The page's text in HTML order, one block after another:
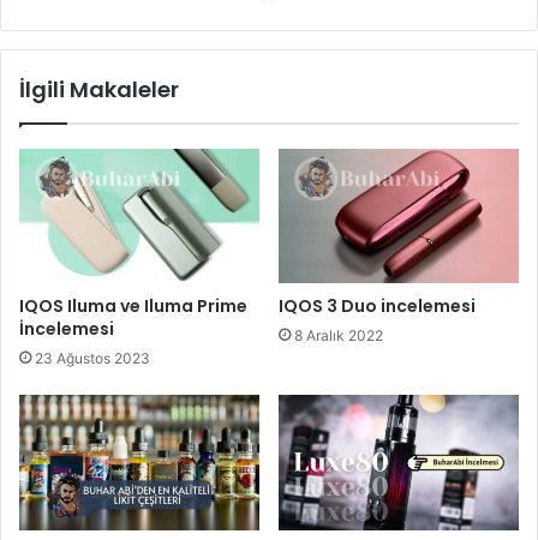
sit
İlgili Makaleler
IQOS Iluma ve Iluma Prime
İncelemesi
23 Ağustos 2023
IQOS 3 Duo incelemesi
8 Aralık 2022